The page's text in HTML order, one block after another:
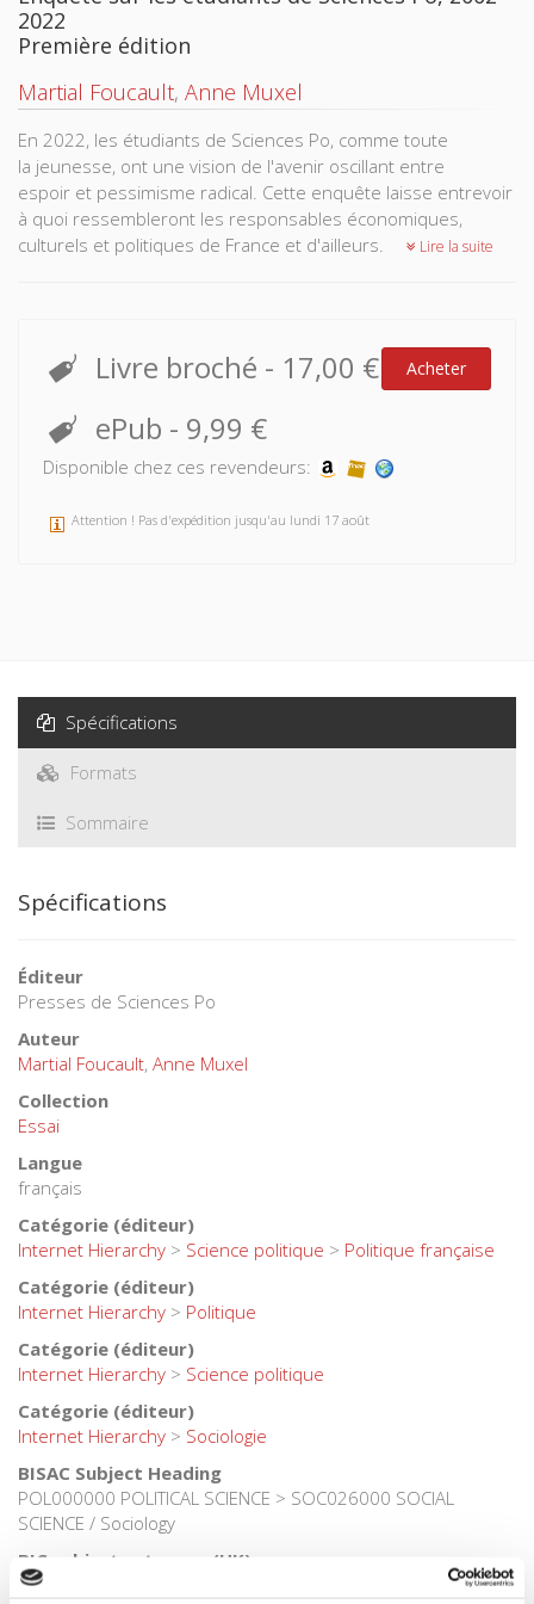
2022
Première édition
Martial Foucault, Anne Muxel
En 2022, les étudiants de Sciences Po, comme toute
la jeunesse, ont une vision de l'avenir oscillant entre
espoir et pessimisme radical. Cette enquête laisse entrevoir
à quoi ressembleront les responsables économiques,
culturels et politiques de France et d'ailleurs.
Lire la suite
Livre broché - 17,00 € Acheter
ePub - 9,99 €
Disponible chez ces revendeurs:
Attention ! Pas d'expédition jusqu'au lundi 17 août
Spécifications
Formats
Sommaire
Spécifications
Éditeur
Presses de Sciences Po
Auteur
Martial Foucault, Anne Muxel
Collection
Essai
Langue
français
Catégorie (éditeur)
Internet Hierarchy > Science politique > Politique française
Catégorie (éditeur)
Internet Hierarchy > Politique
Catégorie (éditeur)
Internet Hierarchy > Science politique
Catégorie (éditeur)
Internet Hierarchy > Sociologie
BISAC Subject Heading
POL000000 POLITICAL SCIENCE > SOC026000 SOCIAL
SCIENCE / Sociology
BIC subject category (UK)
JP Politics & government > JHB Sociology